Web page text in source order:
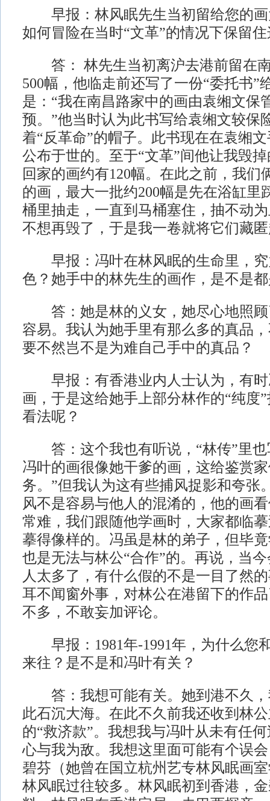
早报：林风眠先生当初留给您的画
如何冒险在当时“文革”的情况下保留
答： 林先生当初离沪去港前留在南
500幅，他临走前还写了一份“委托书”
是：“我在南昌路家中的画由袁缃文保
预。”他当时认为此书写给袁缃文较保
着“反革命”的帽子。此书现在在袁缃
公布于世的。至于“文革”间他让我毁
回家的画约有120幅。在此之前，我们
的画，最大一批约200幅是先在浴缸里
桶里抽走，一直到马桶塞住，抽不动
不想再毁了，于是我一卷就将它们藏
早报：冯叶在林风眠的生命里，究
色？她手中的林先生的画作，是不是
答：她是林的义女，她尽心地照顾
容易。我认为她手里有那么多的真品
要不然岂不是为难自己手中的真品？
早报：有香港业内人士认为，有时
画，于是这给她手上部分林作的“纯度
看法呢？
答：这个我也有听说，“林传”里也
冯叶的画很像她干爹的画，这给鉴赏
务。”但我认为这有些捕风捉影和夸张
风不是容易与他人的混淆的，他的画
常难，我们跟随他学画时，大家都临
摹得像样的。冯虽是林的弟子，但毕
也是无法与林公“合作”的。再说，当
人太多了，有什么假的不是一目了然
耳不闻窗外事，对林公在港留下的作
不多，不敢妄加评论。
早报：1981年-1991年，为什么您
来往？是不是和冯叶有关？
答：我想可能有关。她到港不久，
此石沉大海。在此不久前我还收到林
的“救济款”。我想我与冯叶从未有任
心与我为敌。我想这里面可能有个误
碧芬（她曾在国立杭州艺专林风眠画
林风眠过往较多。林风眠初到香港，